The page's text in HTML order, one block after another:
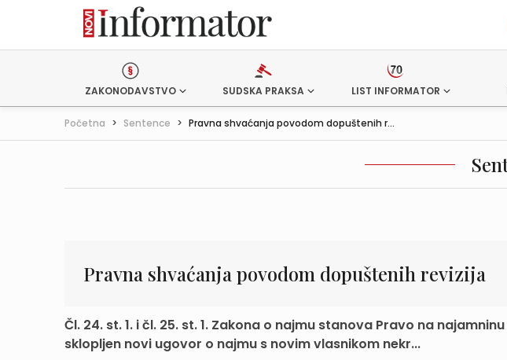
ZAKONODAVSTVO SUDSKA PRAKSA LIST INFORMATOR
Početna > Sentence > Pravna shvaćanja povodom dopuštenih r...
Pravna shvaćanja povodom dopuštenih revizija
Čl. 24. st. 1. i čl. 25. st. 1. Zakona o najmu stanova Pravo na
sklopljen novi ugovor o najmu s novim vlasnikom nekr...